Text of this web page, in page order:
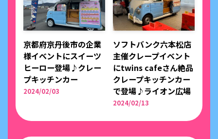
京都府京丹後市の企業
様イベントにスイーツ
ヒーロー登場♪クレー
プキッチンカー
2024/02/03
ソフトバンク六本松店
主催クレープイベント
にtwins cafeさん絶品
クレープキッチンカー
で登場♪ライオン広場
2024/02/13